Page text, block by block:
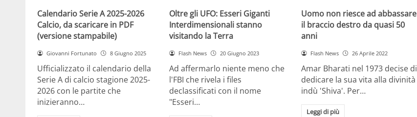
Calendario Serie A 2025-2026
Calcio, da scaricare in PDF
(versione stampabile)
Giovanni Fortunato 8 Giugno 2025
Ufficializzato il calendario della
Serie A di calcio stagione 2025-
2026 con le partite che
inizieranno…
Oltre gli UFO: Esseri Giganti
Interdimensionali stanno
visitando la Terra
Flash News 20 Giugno 2023
Ad affermarlo niente meno che
l'FBI che rivela i files
declassificati con il nome
"Esseri…
Uomo non riesce ad abbassare
il braccio destro da quasi 50
anni
Flash News 26 Aprile 2022
Amar Bharati nel 1973 decise di
dedicare la sua vita alla divinità
indù 'Shiva'. Per…
Leggi di più